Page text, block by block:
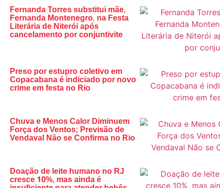
Fernanda Torres substitui mãe,
Fernanda Montenegro, na Festa
Literária de Niterói após
cancelamento por conjuntivite
Preso por estupro coletivo em
Copacabana é indiciado por novo
crime em festa no Rio
Chuva e Menos Calor Diminuem
Força dos Ventos; Previsão de
Vendaval Não se Confirma no Rio
Doação de leite humano no RJ
cresce 10%, mas ainda é